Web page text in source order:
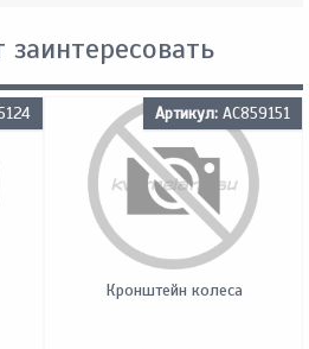
Артикул: AC859151
Кронштейн колеса